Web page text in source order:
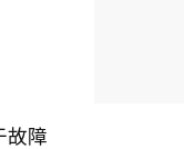
故障